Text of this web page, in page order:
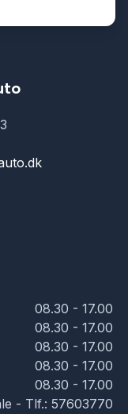
08.30 - 17.00
08.30 - 17.00
08.30 - 17.00
08.30 - 17.00
08.30 - 17.00
- Tlf.: 57603770